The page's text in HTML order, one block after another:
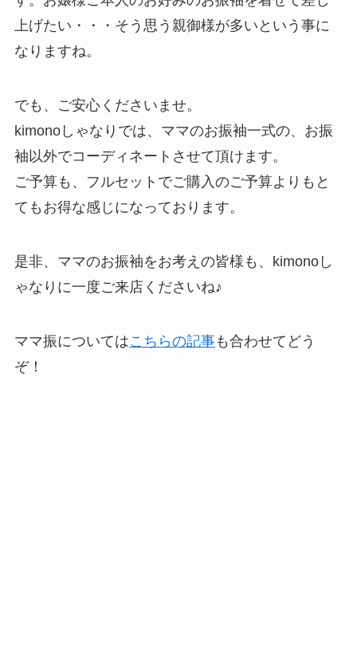
上げたい・・・そう思う親御様が多いという事に
なりますね。
でも、ご安心くださいませ。
kimonoしゃなりでは、ママのお振袖一式の、お振
袖以外でコーディネートさせて頂けます。
ご予算も、フルセットでご購入のご予算よりもと
てもお得な感じになっております。
是非、ママのお振袖をお考えの皆様も、kimonoし
ゃなりに一度ご来店くださいね♪
ママ振についてはこちらの記事も合わせてどう
ぞ！